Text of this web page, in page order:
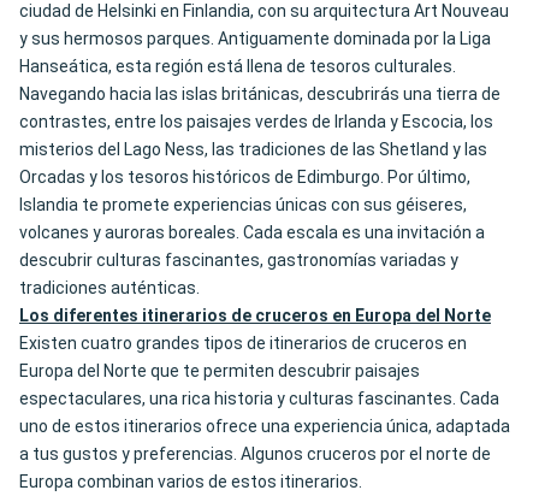
ciudad de Helsinki en Finlandia, con su arquitectura Art Nouveau
y sus hermosos parques. Antiguamente dominada por la Liga
Hanseática, esta región está llena de tesoros culturales.
Navegando hacia las islas británicas, descubrirás una tierra de
contrastes, entre los paisajes verdes de Irlanda y Escocia, los
misterios del Lago Ness, las tradiciones de las Shetland y las
Orcadas y los tesoros históricos de Edimburgo. Por último,
Islandia te promete experiencias únicas con sus géiseres,
volcanes y auroras boreales. Cada escala es una invitación a
descubrir culturas fascinantes, gastronomías variadas y
tradiciones auténticas.
Los diferentes itinerarios de cruceros en Europa del Norte
Existen cuatro grandes tipos de itinerarios de cruceros en
Europa del Norte que te permiten descubrir paisajes
espectaculares, una rica historia y culturas fascinantes. Cada
uno de estos itinerarios ofrece una experiencia única, adaptada
a tus gustos y preferencias. Algunos cruceros por el norte de
Europa combinan varios de estos itinerarios.